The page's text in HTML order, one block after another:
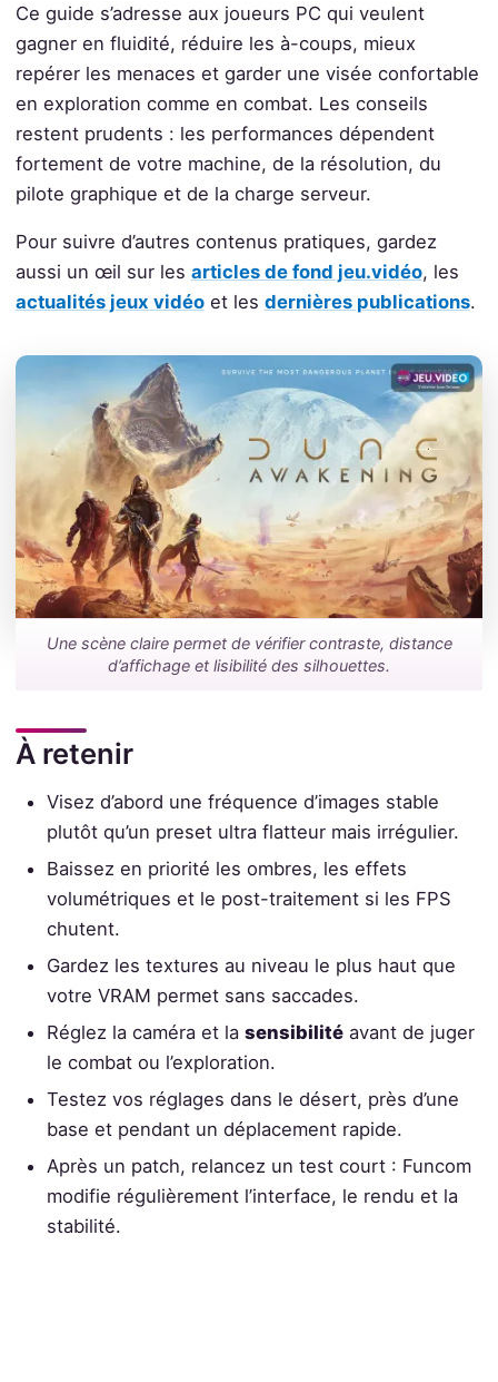
Ce guide s’adresse aux joueurs PC qui veulent
gagner en fluidité, réduire les à-coups, mieux
repérer les menaces et garder une visée confortable
en exploration comme en combat. Les conseils
restent prudents : les performances dépendent
fortement de votre machine, de la résolution, du
pilote graphique et de la charge serveur.
Pour suivre d’autres contenus pratiques, gardez
aussi un œil sur les articles de fond jeu.vidéo, les
actualités jeux vidéoet les dernières publications.
Une scène claire permet de vérifier contraste, distance
d’affichage et lisibilité des silhouettes.
À retenir
Visez d’abord une fréquence d’images stable
plutôt qu’un preset ultra flatteur mais irrégulier.
Baissez en priorité les ombres, les effets
volumétriques et le post-traitement si les FPS
chutent.
Gardez les textures au niveau le plus haut que
votre VRAM permet sans saccades.
Réglez la caméra et lasensibilité avant de juger
le combat ou l’exploration.
Testez vos réglages dans le désert, près d’une
base et pendant un déplacement rapide.
Après un patch, relancez un test court : Funcom
modifie régulièrement l’interface, le rendu et la
stabilité.